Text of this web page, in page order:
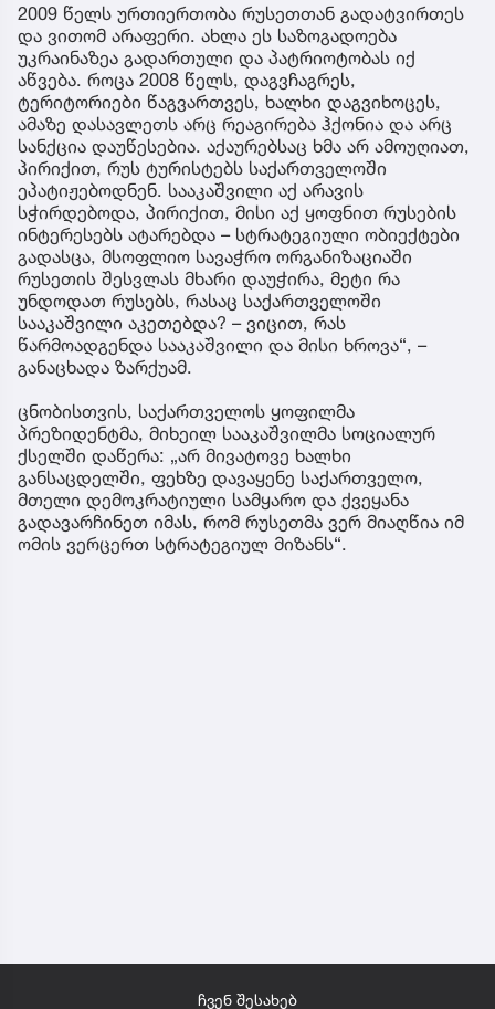
2009 წელს ურთიერთობა რუსეთთან გადატვირთეს
და ვითომ არაფერი. ახლა ეს საზოგადოება
უკრაინაზეა გადართული და პატრიოტობას იქ
აწვება. როცა 2008 წელს, დაგვჩაგრეს,
ტერიტორიები წაგვართვეს, ხალხი დაგვიხოცეს,
ამაზე დასავლეთს არც რეაგირება ჰქონია და არც
სანქცია დაუწესებია. აქაურებსაც ხმა არ ამოუღიათ,
პირიქით, რუს ტურისტებს საქართველოში
ეპატიჟებოდნენ. სააკაშვილი აქ არავის
სჭირდებოდა, პირიქით, მისი აქ ყოფნით რუსების
ინტერესებს ატარებდა – სტრატეგიული ობიექტები
გადასცა, მსოფლიო სავაჭრო ორგანიზაციაში
რუსეთის შესვლას მხარი დაუჭირა, მეტი რა
უნდოდათ რუსებს, რასაც საქართველოში
სააკაშვილი აკეთებდა? – ვიცით, რას
წარმოადგენდა სააკაშვილი და მისი ხროვა“, –
განაცხადა ზარქუამ.
ცნობისთვის, საქართველოს ყოფილმა
პრეზიდენტმა, მიხეილ სააკაშვილმა სოციალურ
ქსელში დაწერა: „არ მივატოვე ხალხი
განსაცდელში, ფეხზე დავაყენე საქართველო,
მთელი დემოკრატიული სამყარო და ქვეყანა
გადავარჩინეთ იმას, რომ რუსეთმა ვერ მიაღწია იმ
ომის ვერცერთ სტრატეგიულ მიზანს“.
ჩვენ შესახებ